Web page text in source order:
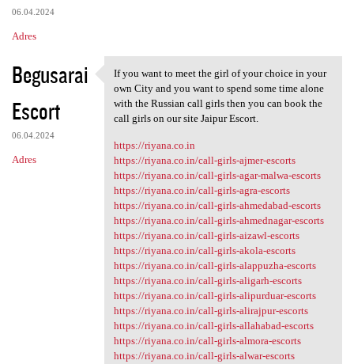
06.04.2024
Adres
Begusarai
Escort
06.04.2024
Adres
If you want to meet the girl
If you want to meet the girl of your choice in your
own City and you want to spend some time alone
with the Russian call girls then you can book the
call girls on our site Jaipur Escort.
https://riyana.co.in
https://riyana.co.in/call-girls-ajmer-escorts
https://riyana.co.in/call-girls-agar-malwa-escorts
https://riyana.co.in/call-girls-agra-escorts
https://riyana.co.in/call-girls-ahmedabad-escorts
https://riyana.co.in/call-girls-ahmednagar-escorts
https://riyana.co.in/call-girls-aizawl-escorts
https://riyana.co.in/call-girls-akola-escorts
https://riyana.co.in/call-girls-alappuzha-escorts
https://riyana.co.in/call-girls-aligarh-escorts
https://riyana.co.in/call-girls-alipurduar-escorts
https://riyana.co.in/call-girls-alirajpur-escorts
https://riyana.co.in/call-girls-allahabad-escorts
https://riyana.co.in/call-girls-almora-escorts
https://riyana.co.in/call-girls-alwar-escorts